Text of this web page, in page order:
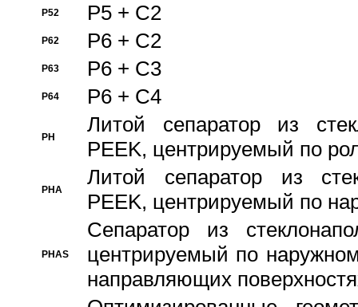
P52 P5 + C2
P62 P6 + C2
P63 P6 + C3
P64 P6 + C4
PH
Литой сепаратор из
PEEK, центрируемый по
PHA
Литой сепаратор из
PEEK, центрируемый по
PHAS
Сепаратор из
центрируемый по
направляющих